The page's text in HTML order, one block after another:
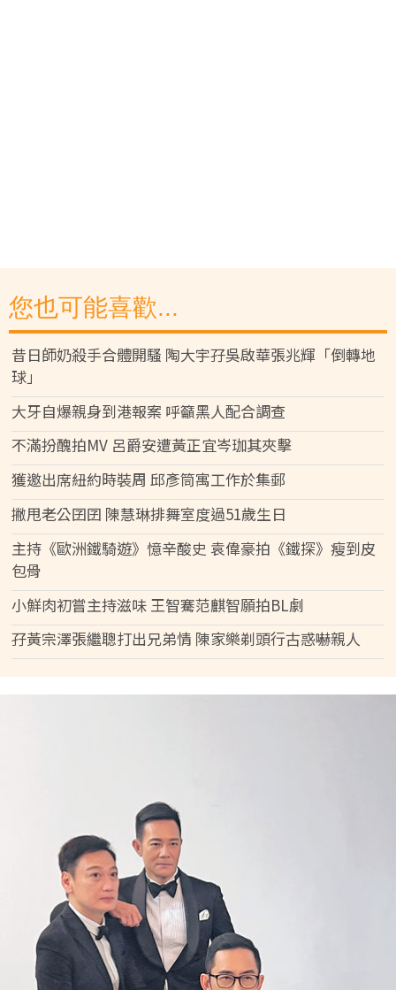
您也可能喜歡...
昔日師奶殺手合體開騷 陶大宇孖吳啟華張兆輝「倒轉地
球」
大牙自爆親身到港報案 呼籲黑人配合調查
不滿扮醜拍MV 呂爵安遭黃正宜岑珈其夾擊
獲邀出席紐約時裝周 邱彥筒寓工作於集郵
撇甩老公囝囝 陳慧琳排舞室度過51歲生日
主持《歐洲鐵騎遊》憶辛酸史 袁偉豪拍《鐵探》瘦到皮
包骨
小鮮肉初嘗主持滋味 王智騫范麒智願拍BL劇
孖黃宗澤張繼聰打出兄弟情 陳家樂剃頭行古惑嚇親人